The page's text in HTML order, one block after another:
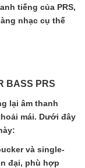
tiếng của PRS,
nhạc cụ thế
BASS PRS
lại âm thanh
mái. Dưới đây
và single-
đại, phù hợp